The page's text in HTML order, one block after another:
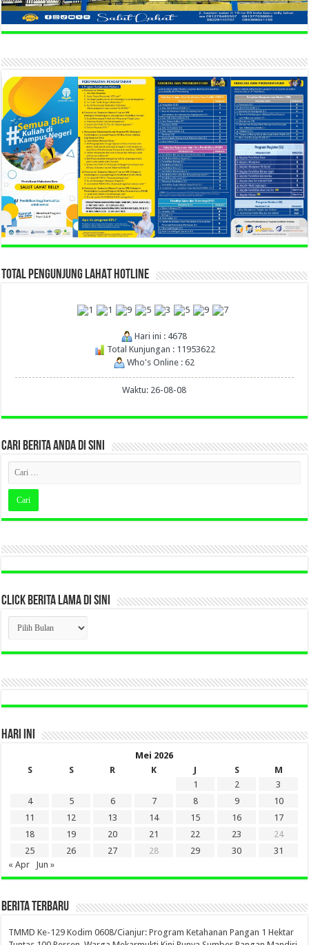
TOTAL PENGUNJUNG LAHAT HOTLINE
Hari ini : 4678
Total Kunjungan : 11953622
Who's Online : 62
Waktu: 26-08-08
CARI BERITA ANDA DI SINI
CLICK BERITA LAMA DI SINI
CLICK
BERITA
LAMA
DI
HARI INI
Mei 2026
S
S R K J S
M
1
2
3
4
5 6 7 8 9
10
11
12 13 14 15 16
17
18
19 20 21 22 23
24
25
26 27 28 29 30
31
« Apr
Jun »
BERITA TERBARU
TMMD Ke-129 Kodim 0608/Cianjur: Program Ketahanan Pangan 1 Hektar